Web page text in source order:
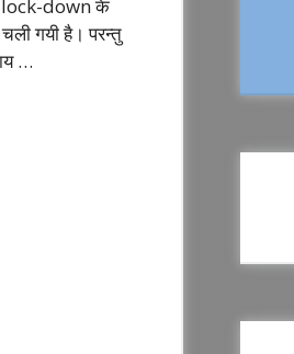
down के
गयी है। परन्तु
…